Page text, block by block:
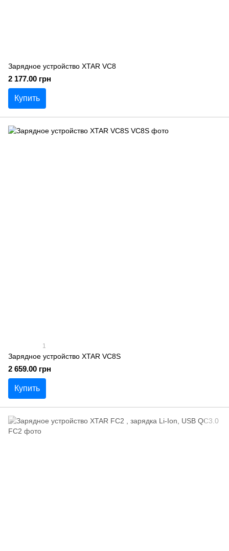
Зарядное устройство XTAR VC8
2 177.00 грн
Купить
1
Зарядное устройство XTAR VC8S
2 659.00 грн
Купить